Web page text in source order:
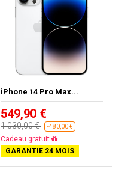
iPhone 14 Pro Max...
549,90 €
1 030,00 € -480,00 €
Livraison gratuite
GARANTIE 24 MOIS